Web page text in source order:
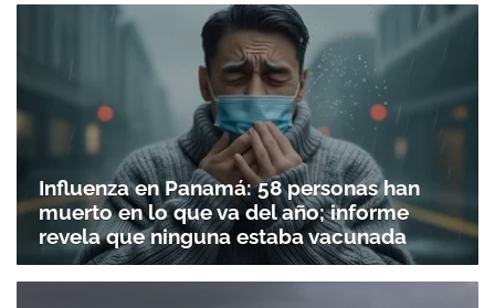
Influenza en Panamá: 58 personas han
muerto en lo que va del año; informe
revela que ninguna estaba vacunada